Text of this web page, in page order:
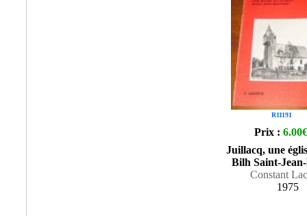
R11191
Prix : 6.00€
Juillacq, une
Bilh Saint-
Constant
1975